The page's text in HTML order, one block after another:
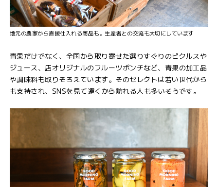
地元の農家から直接仕入れる商品も。生産者との交流も大切にしています
青果だけでなく、全国から取り寄せた選りすぐりのピクルスや
ジュース、店オリジナルのフルーツポンチなど、青果の加工品
や調味料も取りそろえています。そのセレクトは若い世代から
も支持され、SNSを見て遠くから訪れる人も多いそうです。